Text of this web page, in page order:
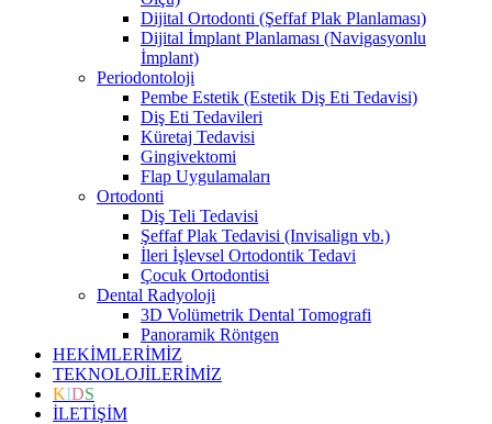
Dijital Ortodonti (Şeffaf Plak Planlaması)
Dijital İmplant Planlaması (Navigasyonlu
İmplant)
Periodontoloji
Pembe Estetik (Estetik Diş Eti Tedavisi)
Diş Eti Tedavileri
Küretaj Tedavisi
Gingivektomi
Flap Uygulamaları
Ortodonti
Diş Teli Tedavisi
Şeffaf Plak Tedavisi (Invisalign vb.)
İleri İşlevsel Ortodontik Tedavi
Çocuk Ortodontisi
Dental Radyoloji
3D Volümetrik Dental Tomografi
Panoramik Röntgen
HEKİMLERİMİZ
TEKNOLOJİLERİMİZ
KIDS
İLETİŞİM